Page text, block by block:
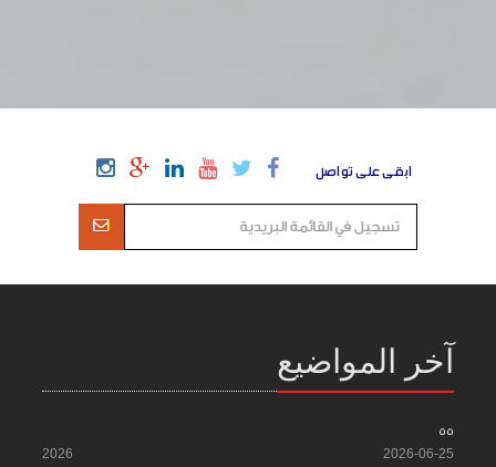
ابقى على تواصل
آخر المواضيع
55
2026-06-25
2026